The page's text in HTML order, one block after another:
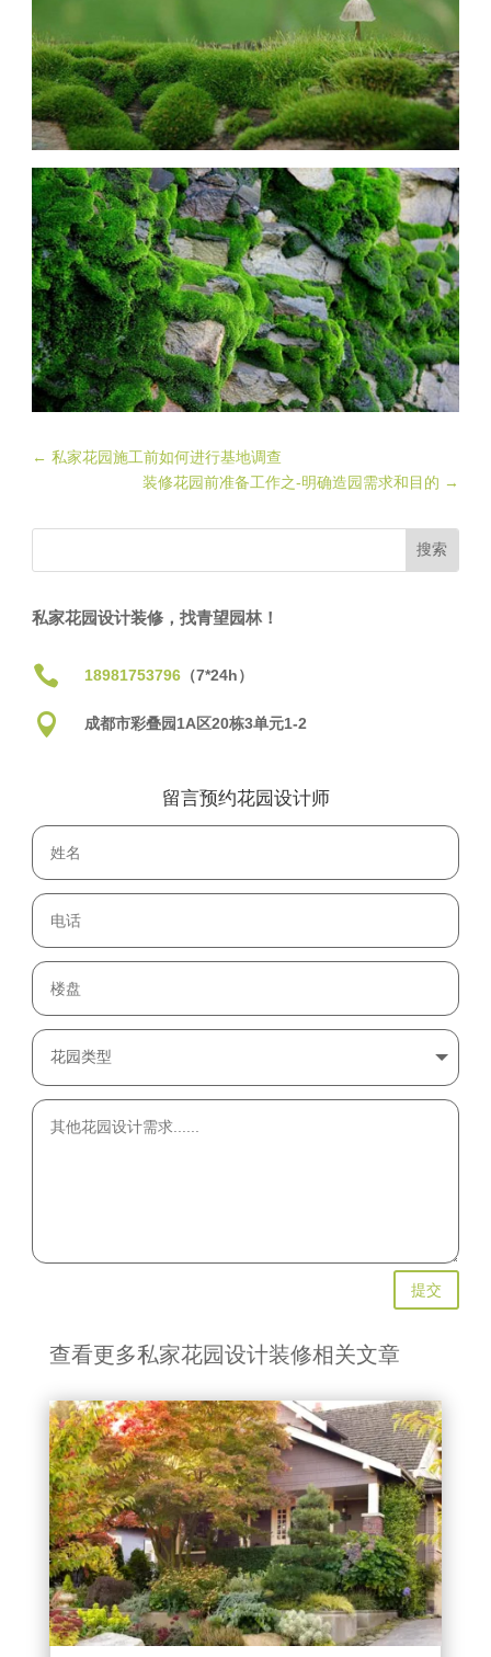
←私家花园施工前如何进行基地调查
装修花园前准备工作之-明确造园需求和目的 →
私家花园设计装修，找青望园林！
 18981753796（7*24h）
 成都市彩叠园1A区20栋3单元1-2
留言预约花园设计师
提交
查看更多私家花园设计装修相关文章